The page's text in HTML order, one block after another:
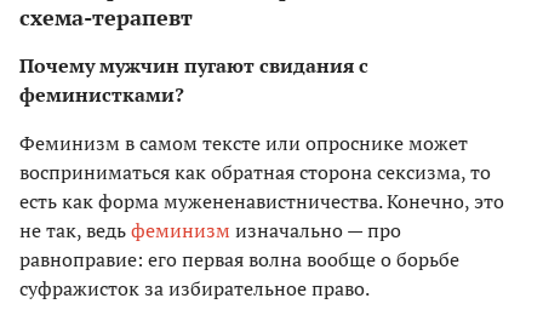
схема-терапевт
Почему мужчин пугают свидания с
феминистками?
Феминизм в самом тексте или опроснике может
восприниматься как обратная сторона сексизма, то
есть как форма мужененавистничества. Конечно, это
не так, ведьфеминизм изначально — про
равноправие: его первая волна вообще о борьбе
суфражисток за избирательное право.